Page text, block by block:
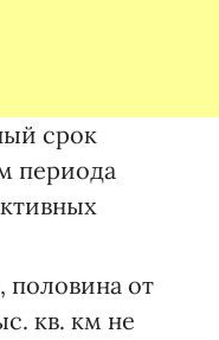
срок
периода
от
кв. км не